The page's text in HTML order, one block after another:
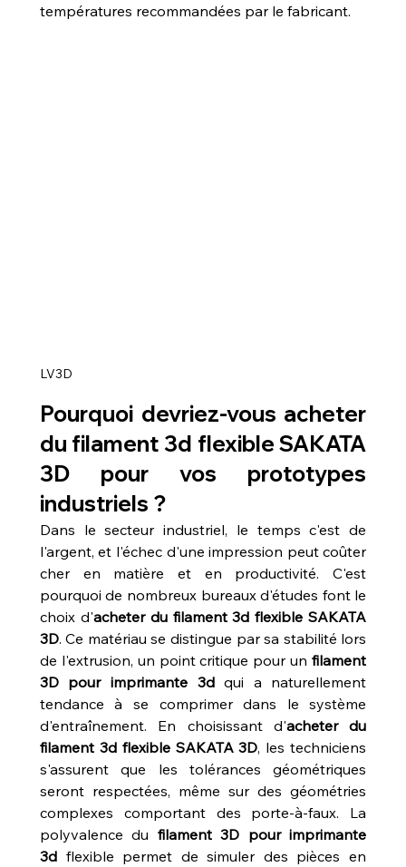
températures recommandées par le fabricant.
LV3D
Pourquoi devriez-vous acheter
du filament 3d flexible SAKATA
3D pour vos prototypes
industriels ?
Dans le secteur industriel, le temps c'est de
l'argent, et l'échec d'une impression peut coûter
cher en matière et en productivité. C'est
pourquoi de nombreux bureaux d'études font le
choix d'acheter du filament 3d flexible SAKATA
3D. Ce matériau se distingue par sa stabilité lors
de l'extrusion, un point critique pour un filament
3D pour imprimante 3d qui a naturellement
tendance à se comprimer dans le système
d'entraînement. En choisissant d'acheter du
filament 3d flexible SAKATA 3D, les techniciens
s'assurent que les tolérances géométriques
seront respectées, même sur des géométries
complexes comportant des porte-à-faux. La
polyvalence du filament 3D pour imprimante
3d flexible permet de simuler des pièces en